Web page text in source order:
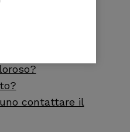
contattare il